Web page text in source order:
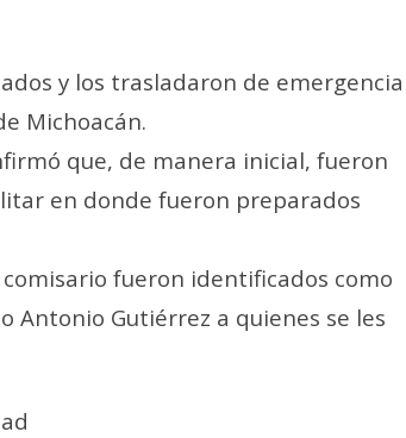
y los trasladaron de emergencia
Michoacán.
que, de manera inicial, fueron
en donde fueron preparados
fueron identificados como
Antonio Gutiérrez a quienes se les